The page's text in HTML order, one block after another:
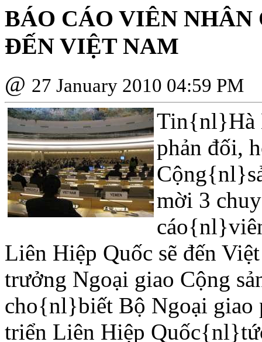
BÁO CÁO VIÊN
ÐẾN VIỆT NAM
@ 27 January 2010 04:59 PM
Tin{nl}Hà
phản đối,
mời 3
Liên Hiệp Quốc sẽ đến
trưởng Ngoại giao Cộng
cho{nl}biết Bộ Ngoại giao
triển Liên Hiệp